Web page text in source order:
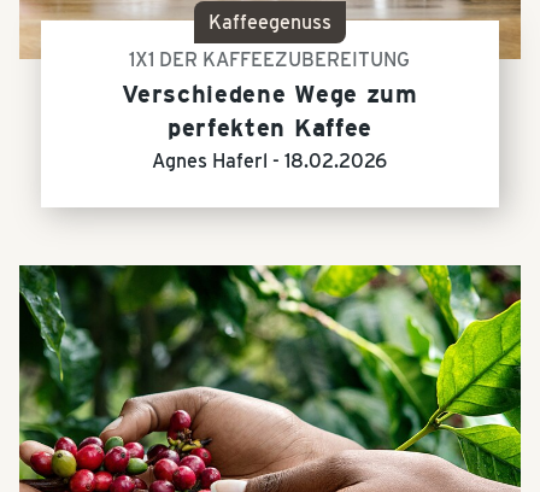
Kaffeegenuss
1X1 DER KAFFEEZUBEREITUNG
Verschiedene Wege zum
perfekten Kaffee
Agnes Haferl -18.02.2026